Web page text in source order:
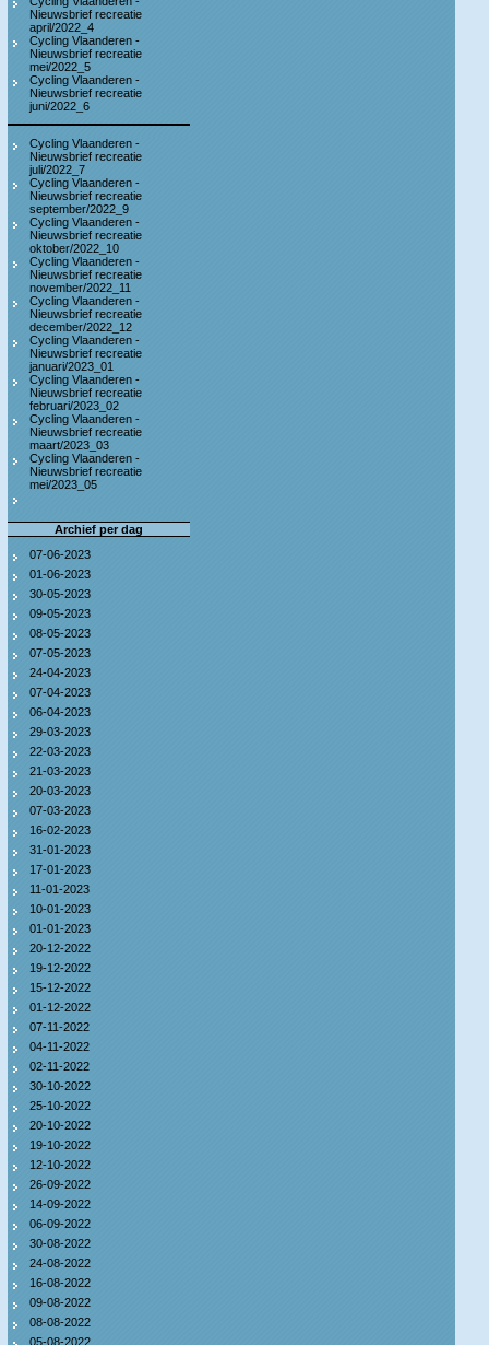
Nieuwsbrief recreatie
april/2022_4
Cycling Vlaanderen -
Nieuwsbrief recreatie
mei/2022_5
Cycling Vlaanderen -
Nieuwsbrief recreatie
juni/2022_6
Cycling Vlaanderen -
Nieuwsbrief recreatie
juli/2022_7
Cycling Vlaanderen -
Nieuwsbrief recreatie
september/2022_9
Cycling Vlaanderen -
Nieuwsbrief recreatie
oktober/2022_10
Cycling Vlaanderen -
Nieuwsbrief recreatie
november/2022_11
Cycling Vlaanderen -
Nieuwsbrief recreatie
december/2022_12
Cycling Vlaanderen -
Nieuwsbrief recreatie
januari/2023_01
Cycling Vlaanderen -
Nieuwsbrief recreatie
februari/2023_02
Cycling Vlaanderen -
Nieuwsbrief recreatie
maart/2023_03
Cycling Vlaanderen -
Nieuwsbrief recreatie
mei/2023_05
Archief per dag
07-06-2023
01-06-2023
30-05-2023
09-05-2023
08-05-2023
07-05-2023
24-04-2023
07-04-2023
06-04-2023
29-03-2023
22-03-2023
21-03-2023
20-03-2023
07-03-2023
16-02-2023
31-01-2023
17-01-2023
11-01-2023
10-01-2023
01-01-2023
20-12-2022
19-12-2022
15-12-2022
01-12-2022
07-11-2022
04-11-2022
02-11-2022
30-10-2022
25-10-2022
20-10-2022
19-10-2022
12-10-2022
26-09-2022
14-09-2022
06-09-2022
30-08-2022
24-08-2022
16-08-2022
09-08-2022
08-08-2022
05-08-2022